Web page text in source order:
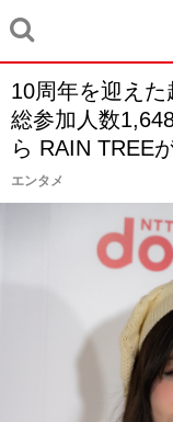
10周年を迎え
総参加⼈数
ら RAIN TREE
エンタメ